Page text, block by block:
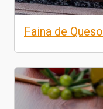
Faina de Queso